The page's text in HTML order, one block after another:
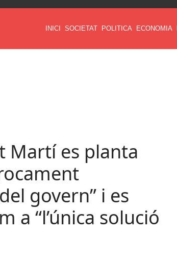
INICI SOCIETAT POLITICA ECONOMIA
Martí es planta
govern” i es
a “l’única solució